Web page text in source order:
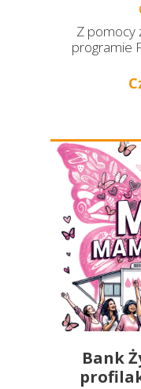
Z pomocy
programie
Bank